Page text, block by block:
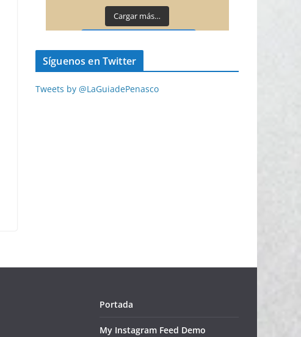
Cargar más…
Síguenos en Twitter
Tweets by @LaGuiadePenasco
Portada
My Instagram Feed Demo